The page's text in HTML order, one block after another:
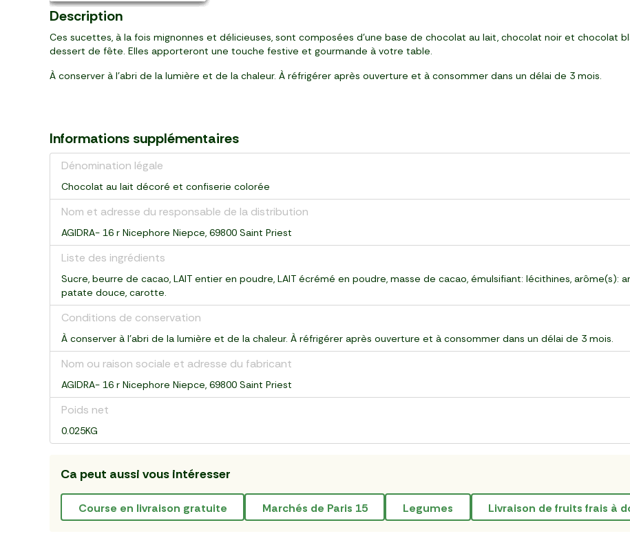
Description
Ces sucettes, à la fois mignonnes et délicieuses, sont composées d'une base de chocolat au lait, chocolat noir et chocolat
dessert de fête. Elles apporteront une touche festive et gourmande à votre table.
À conserver à l’abri de la lumière et de la chaleur. À réfrigérer après ouverture et à consommer dans un délai de 3 mois.
Informations supplémentaires
Dénomination légale
Chocolat au lait décoré et confiserie colorée
Nom et adresse du responsable de la distribution
AGIDRA- 16 r Nicephore Niepce, 69800 Saint Priest
Liste des ingrédients
Sucre, beurre de cacao, LAIT entier en poudre, LAIT écrémé en poudre, masse de cacao, émulsifiant: lécithines, arôme(s):
patate douce, carotte.
Conditions de conservation
À conserver à l’abri de la lumière et de la chaleur. À réfrigérer après ouverture et à consommer dans un délai de 3 mois.
Nom ou raison sociale et adresse du fabricant
AGIDRA- 16 r Nicephore Niepce, 69800 Saint Priest
Poids net
0.025KG
Ca peut aussi vous intéresser
course en livraison gratuite marchés de Paris 15 legumes livraison de fruits frais à